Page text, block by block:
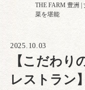
THE FARM 豊洲
菜を堪能
2025.10.03
【こだわり
レストラン